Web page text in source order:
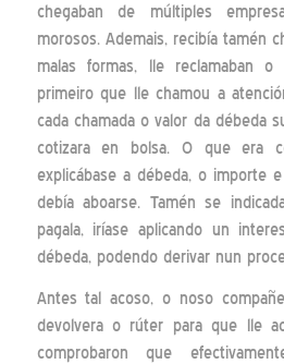
chegaban de múltiples
morosos. Ademais, recibía tamén
malas formas, lle reclamaban
primeiro que lle chamou a
cada chamada o valor da débeda
cotizara en bolsa. O que era
explicábase a débeda, o importe
debía aboarse. Tamén se
pagala, iríase aplicando un
débeda, podendo derivar nun
Antes tal acoso, o noso
devolvera o rúter para que lle
comprobaron que